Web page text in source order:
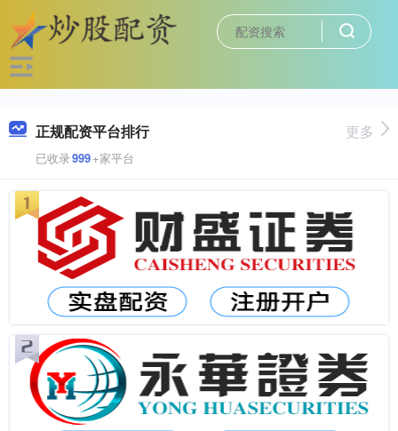
正规配资平台排行
已收录999+家平台
更多